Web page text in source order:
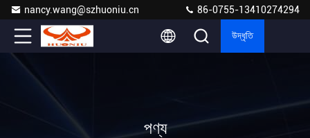
nancy.wang@szhuoniu.cn 86-0755-13410274294
উদ্ধৃতি
পণ্য